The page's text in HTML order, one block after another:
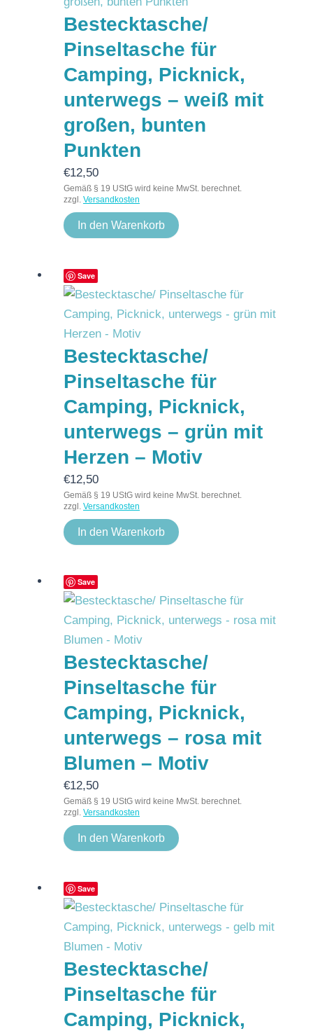
Bestecktasche/
Pinseltasche für
Camping, Picknick,
unterwegs – weiß mit
großen, bunten
Punkten
€12,50
Gemäß § 19 UStG wird keine MwSt. berechnet.
zzgl. Versandkosten
In den Warenkorb
Save
Bestecktasche/
Pinseltasche für
Camping, Picknick,
unterwegs – grün mit
Herzen – Motiv
€12,50
Gemäß § 19 UStG wird keine MwSt. berechnet.
zzgl. Versandkosten
In den Warenkorb
Save
Bestecktasche/
Pinseltasche für
Camping, Picknick,
unterwegs – rosa mit
Blumen – Motiv
€12,50
Gemäß § 19 UStG wird keine MwSt. berechnet.
zzgl. Versandkosten
In den Warenkorb
Save
Bestecktasche/
Pinseltasche für
Camping, Picknick,